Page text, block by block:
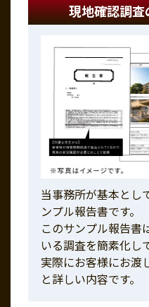
現地確認調
当事務所が基本とし
ンプル報告書です。
このサンプル報告書
いる調査を簡素化し
実際にお客様にお渡
と詳しい内容です。